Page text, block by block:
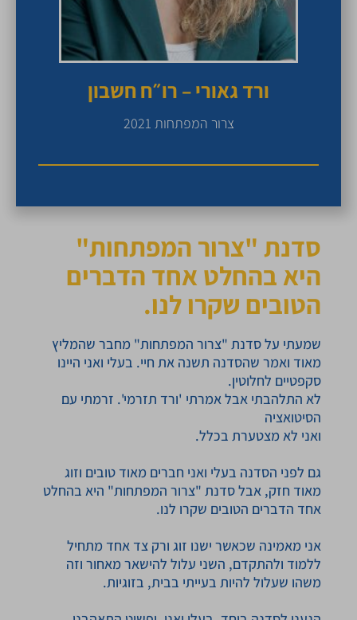
ורד גאורי – רו״ח חשבון
צרור המפתחות 2021
סדנת "צרור המפתחות"
היא בהחלט אחד הדברים
הטובים שקרו לנו.
שמעתי על סדנת "צרור המפתחות" מחבר שהמליץ
מאוד ואמר שהסדנה תשנה את חיי. בעלי ואני היינו
סקפטיים לחלוטין.
לא התלהבתי אבל אמרתי 'ורד תזרמי'. זרמתי עם
הסיטואציה
ואני לא מצטערת בכלל.
גם לפני הסדנה בעלי ואני חברים מאוד טובים וזוג
מאוד חזק, אבל סדנת "צרור המפתחות" היא בהחלט
אחד הדברים הטובים שקרו לנו.
אני מאמינה שכאשר ישנו זוג ורק צד אחד מתחיל
ללמוד ולהתקדם, השני עלול להישאר מאחור וזה
משהו שעלול להיות בעייתי בבית, בזוגיות.